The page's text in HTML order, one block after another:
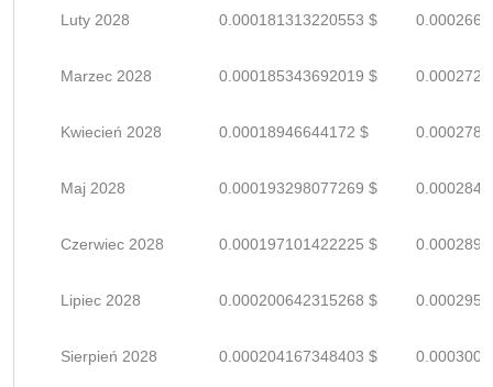
Luty 2028 0.000181313220553 $
Marzec 2028 0.000185343692019 $
Kwiecień 2028 0.00018946644172 $
Maj 2028 0.000193298077269 $
Czerwiec 2028 0.000197101422225 $
Lipiec 2028 0.000200642315268 $
Sierpień 2028 0.000204167348403 $